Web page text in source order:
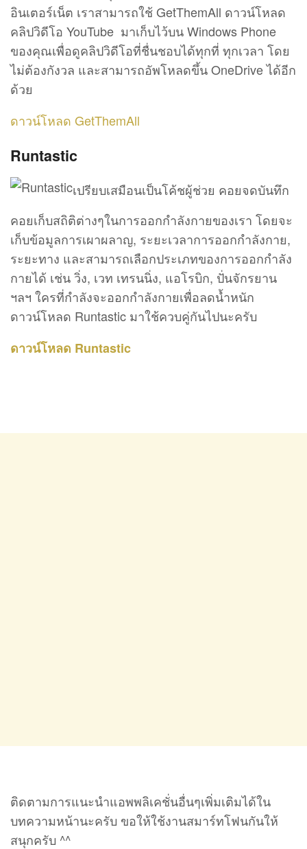
อินเตอร์เน็ต เราสามารถใช้ GetThemAll ดาวน์โหลด
คลิปวิดีโอ YouTube มาเก็บไว้บน Windows Phone
ของคุณเพื่อดูคลิปวิดีโอที่ชื่นชอบได้ทุกที่ ทุกเวลา โดย
ไม่ต้องกังวล และสามารถอัพโหลดขึ้น OneDrive ได้อีก
ด้วย
ดาวน์โหลด GetThemAll
Runtastic
เปรียบเสมือนเป็นโค้ชผู้ช่วย คอยจดบันทึก
คอยเก็บสถิติต่างๆในการออกกำลังกายของเรา โดยจะ
เก็บข้อมูลการเผาผลาญ, ระยะเวลาการออกกำลังกาย,
ระยะทาง และสามารถเลือกประเภทของการออกกำลัง
กายได้ เช่น วิ่ง, เวท เทรนนิ่ง, แอโรบิก, ปั่นจักรยาน
ฯลฯ ใครที่กำลังจะออกกำลังกายเพื่อลดน้ำหนัก
ดาวน์โหลด Runtastic มาใช้ควบคู่กันไปนะครับ
ดาวน์โหลด Runtastic
ติดตามการแนะนำแอพพลิเคชั่นอื่นๆเพิ่มเติมได้ใน
บทความหน้านะครับ ขอให้ใช้งานสมาร์ทโฟนกันให้
สนุกครับ ^^